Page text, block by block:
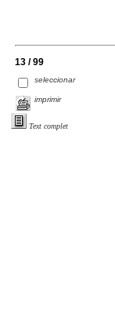
13 / 99
seleccionar
imprimir
Text complet